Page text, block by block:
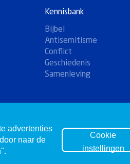
Kennisbank
Bijbel
Antisemitisme
Conflict
Geschiedenis
Samenleving
advertenties
naar de
Cookie
instellingen